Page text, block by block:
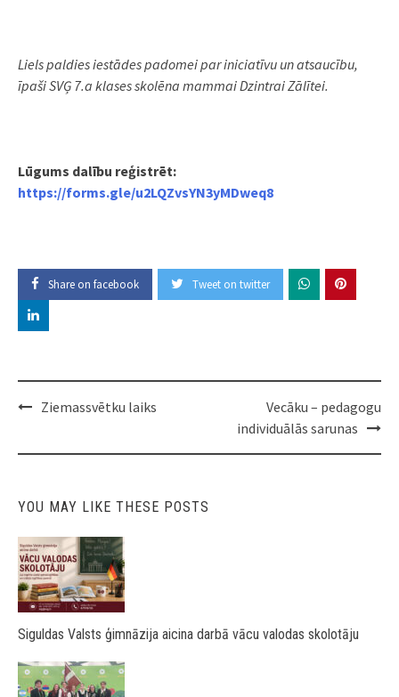
Liels paldies iestādes padomei par iniciatīvu un atsaucību,
īpaši SVĢ 7.a klases skolēna mammai Dzintrai Zālītei.
Lūgums dalību reģistrēt:
https://forms.gle/u2LQZvsYN3yMDweq8
Share on facebook Tweet on twitter
PostZiemassvētku laiks
Vecāku – pedagogu
individuālās sarunas
YOU MAY LIKE THESE POSTS
Siguldas Valsts ģimnāzija aicina darbā vācu valodas skolotāju